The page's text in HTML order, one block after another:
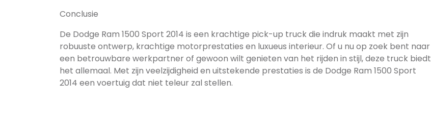
Conclusie
De Dodge Ram 1500 Sport 2014 is een krachtige pick-up truck die indruk maakt met zijn
robuuste ontwerp, krachtige motorprestaties en luxueus interieur. Of u nu op zoek bent naar
een betrouwbare werkpartner of gewoon wilt genieten van het rijden in stijl, deze truck biedt
het allemaal. Met zijn veelzijdigheid en uitstekende prestaties is de Dodge Ram 1500 Sport
2014 een voertuig dat niet teleur zal stellen.